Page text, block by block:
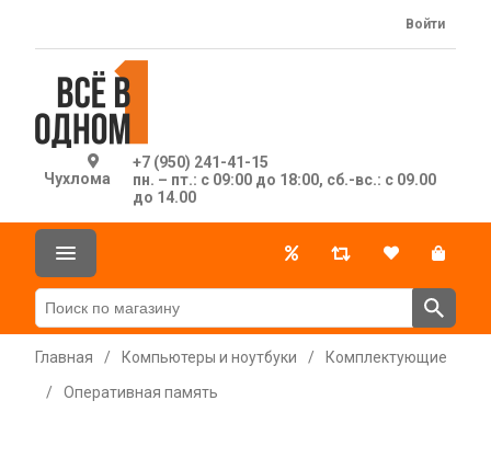
Чухлома
+7 (950) 241-41-15
пн. – пт.: с 09:00 до 18:00, сб.-вс.: с 09.00
до 14.00
Войти
Главная / Компьютеры и ноутбуки /
Комплектующие
/
Оперативная память